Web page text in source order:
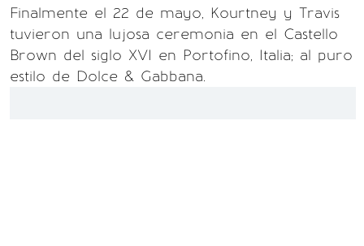
Finalmente el 22 de mayo, Kourtney y Travis
tuvieron una lujosa ceremonia en el Castello
Brown del siglo XVI en Portofino, Italia; al puro
estilo de Dolce & Gabbana.